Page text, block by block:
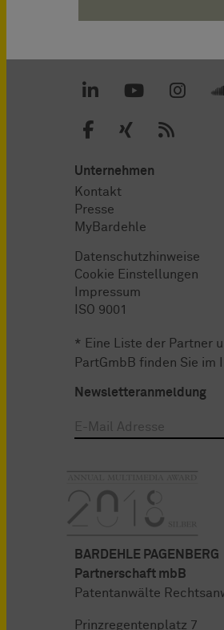
Unternehmen
Kontakt
Presse
MyBardehle
Datenschutzhinweise
Cookie Einstellungen
Impressum
ISO 9001
* Eine Liste der Partner
PartGmbB finden Sie im
Newsletteranmeldung
BARDEHLE PAGENBERG
Partnerschaft mbB
Patentanwälte
Prinzregentenplatz 7